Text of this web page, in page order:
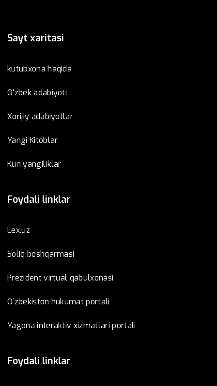
Sayt xaritasi
kutubxona haqida
O'zbek adabiyoti
Xorijiy adabiyotlar
Yangi Kitoblar
Kun yangiliklar
Foydali linklar
Lex.uz
Soliq boshqarmasi
Prezident virtual qabulxonasi
O`zbekiston hukumat portali
Yagona interaktiv xizmatlari portali
Foydali linklar